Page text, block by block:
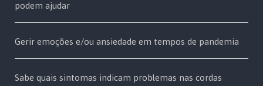
podem ajudar
Gerir emoções e/ou ansiedade em tempos de pandemia
Sabe quais sintomas indicam problemas nas cordas